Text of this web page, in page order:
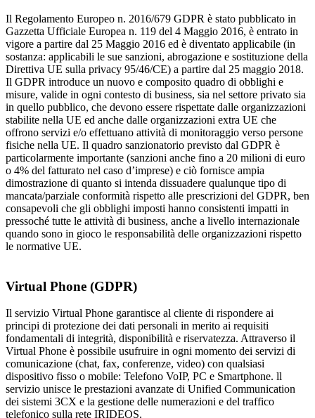
Il Regolamento Europeo n. 2016/679 GDPR è stato pubblicato in
Gazzetta Ufficiale Europea n. 119 del 4 Maggio 2016, è entrato in
vigore a partire dal 25 Maggio 2016 ed è diventato applicabile (in
sostanza: applicabili le sue sanzioni, abrogazione e sostituzione della
Direttiva UE sulla privacy 95/46/CE) a partire dal 25 maggio 2018.
Il GDPR introduce un nuovo e composito quadro di obblighi e
misure, valide in ogni contesto di business, sia nel settore privato sia
in quello pubblico, che devono essere rispettate dalle organizzazioni
stabilite nella UE ed anche dalle organizzazioni extra UE che
offrono servizi e/o effettuano attività di monitoraggio verso persone
fisiche nella UE. Il quadro sanzionatorio previsto dal GDPR è
particolarmente importante (sanzioni anche fino a 20 milioni di euro
o 4% del fatturato nel caso d’imprese) e ciò fornisce ampia
dimostrazione di quanto si intenda dissuadere qualunque tipo di
mancata/parziale conformità rispetto alle prescrizioni del GDPR, ben
consapevoli che gli obblighi imposti hanno consistenti impatti in
pressoché tutte le attività di business, anche a livello internazionale
quando sono in gioco le responsabilità delle organizzazioni rispetto
le normative UE.
Virtual Phone (GDPR)
Il servizio Virtual Phone garantisce al cliente di rispondere ai
principi di protezione dei dati personali in merito ai requisiti
fondamentali di integrità, disponibilità e riservatezza. Attraverso il
Virtual Phone è possibile usufruire in ogni momento dei servizi di
comunicazione (chat, fax, conferenze, video) con qualsiasi
dispositivo fisso o mobile: Telefono VoIP, PC e Smartphone. ll
servizio unisce le prestazioni avanzate di Unified Communication
dei sistemi 3CX e la gestione delle numerazioni e del traffico
telefonico sulla rete IRIDEOS.